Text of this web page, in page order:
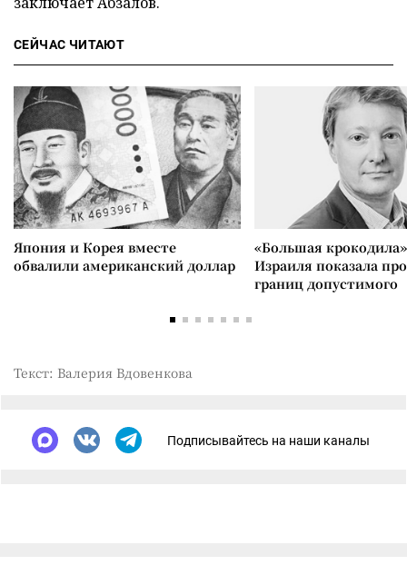
СЕЙЧАС ЧИТАЮТ
Япония и Корея вместе
обвалили американский доллар
«Большая
Израиля показала
границ допустимого
Текст: Валерия Вдовенкова
Подписывайтесь на наши каналы